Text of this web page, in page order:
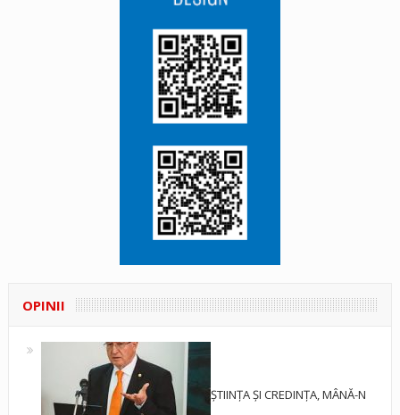
OPINII
ȘTIINȚA ȘI CREDINȚA, MÂNĂ-N